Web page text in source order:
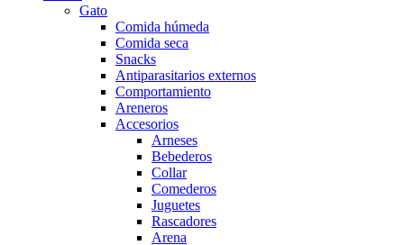
Gato
Comida húmeda
Comida seca
Snacks
Antiparasitarios externos
Comportamiento
Areneros
Accesorios
Arneses
Bebederos
Collar
Comederos
Juguetes
Rascadores
Arena